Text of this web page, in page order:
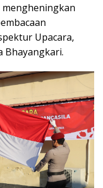
Upacara,
Bhayangkari.